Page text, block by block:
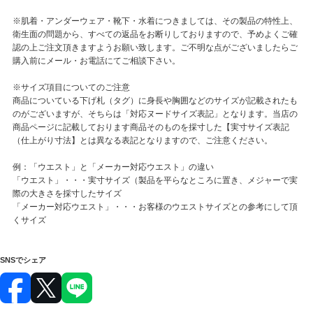
※肌着・アンダーウェア・靴下・水着につきましては、その製品の特性上、
衛生面の問題から、すべての返品をお断りしておりますので、予めよくご確
認の上ご注文頂きますようお願い致します。ご不明な点がございましたらご
購入前にメール・お電話にてご相談下さい。
※サイズ項目についてのご注意
商品についている下げ札（タグ）に身長や胸囲などのサイズが記載されたも
のがございますが、そちらは「対応ヌードサイズ表記」となります。当店の
商品ページに記載しております商品そのものを採寸した【実寸サイズ表記
（仕上がり寸法】とは異なる表記となりますので、ご注意ください。
例：「ウエスト」と「メーカー対応ウエスト」の違い
「ウエスト」・・・実寸サイズ（製品を平らなところに置き、メジャーで実
際の大きさを採寸したサイズ
「メーカー対応ウエスト」・・・お客様のウエストサイズとの参考にして頂
くサイズ
SNSでシェア